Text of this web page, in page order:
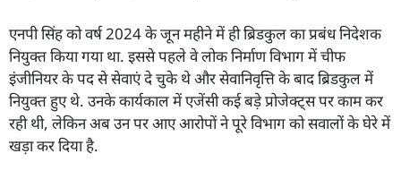
एनपी सिंह को वर्ष 2024 के जून महीने में ही ब्रिडकुल का प्रबंध निदेशक
नियुक्त किया गया था. इससे पहले वे लोक निर्माण विभाग में चीफ
इंजीनियर के पद से सेवाएं दे चुके थे और सेवानिवृत्ति के बाद ब्रिडकुल में
नियुक्त हुए थे. उनके कार्यकाल में एजेंसी कई बड़े प्रोजेक्ट्स पर काम कर
रही थी, लेकिन अब उन पर आए आरोपों ने पूरे विभाग को सवालों के घेरे में
खड़ा कर दिया है.